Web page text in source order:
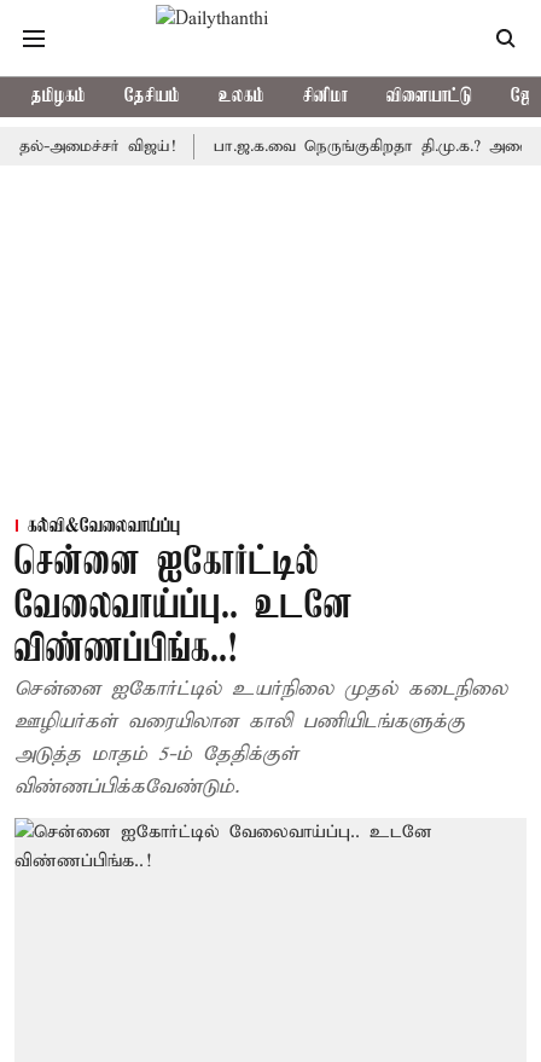
தமிழகம் தேசியம் உலகம் சினிமா விளையாட்டு
விஜய்! பா.ஜ.க.வை நெருங்குகிறதா தி.மு.க.?
கல்வி&வேலைவாய்ப்பு
சென்னை ஐகோர்ட்டில்
வேலைவாய்ப்பு.. உடனே
விண்ணப்பிங்க..!
சென்னை ஐகோர்ட்டில் உயர்நிலை முதல் கடைநிலை
ஊழியர்கள் வரையிலான காலி பணியிடங்களுக்கு
அடுத்த மாதம் 5-ம் தேதிக்குள்
விண்ணப்பிக்கவேண்டும்.